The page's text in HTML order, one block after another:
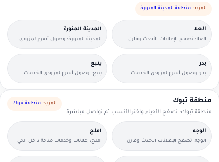
المزيد: منطقة المدينة المنورة
العلا
العلا: تصفح الإعلانات الأحدث وقارن
التفاصيل بسرعة.
المدينة المنورة
المدينة المنورة: وصول أسرع لمزودي
الخدمات القريبين منك.
بدر
بدر: وصول أسرع لمزودي الخدمات
القريبين منك.
ينبع
ينبع: وصول أسرع لمزودي الخدمات
القريبين منك.
منطقة تبوك
منطقة تبوك: تصفح الأحياء واختر الأنسب ثم تواصل مباشرة.
المزيد: منطقة تبوك
الوجه
الوجه: تصفح الإعلانات الأحدث وقارن
التفاصيل بسرعة.
املج
املج: إعلانات وخدمات متاحة داخل الحي
مع وسائل تواصل مباشرة.